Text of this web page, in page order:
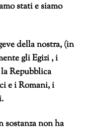
stati e siamo
della nostra, (in
gli Egizi , i
Repubblica
e i Romani, i
sostanza non ha